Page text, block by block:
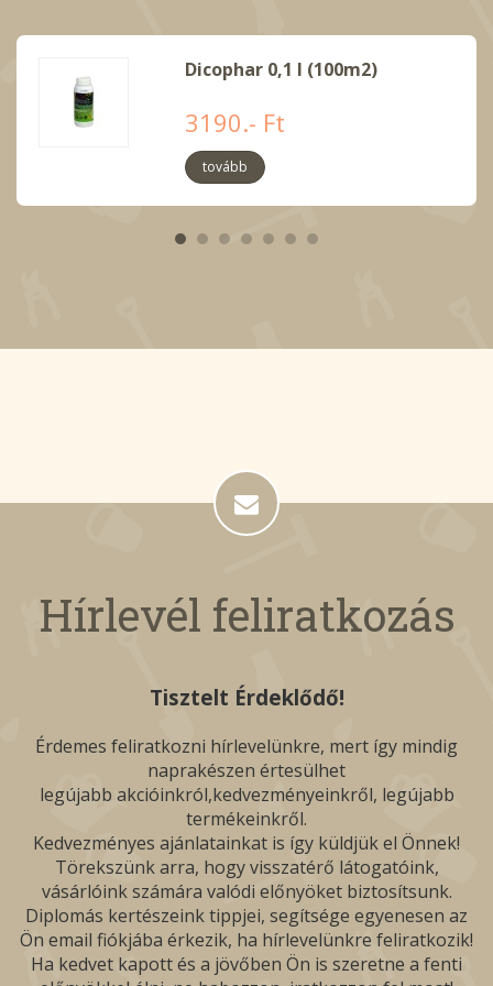
Dicophar 0,1 l (100m2)
3190.- Ft
tovább
Hírlevél feliratkozás
Tisztelt Érdeklődő!
Érdemes feliratkozni hírlevelünkre, mert így mindig
naprakészen értesülhet
legújabb akcióinkról,kedvezményeinkről, legújabb
termékeinkről.
Kedvezményes ajánlatainkat is így küldjük el Önnek!
Törekszünk arra, hogy visszatérő látogatóink,
vásárlóink számára valódi előnyöket biztosítsunk.
Diplomás kertészeink tippjei, segítsége egyenesen az
Ön email fiókjába érkezik, ha hírlevelünkre feliratkozik!
Ha kedvet kapott és a jövőben Ön is szeretne a fenti